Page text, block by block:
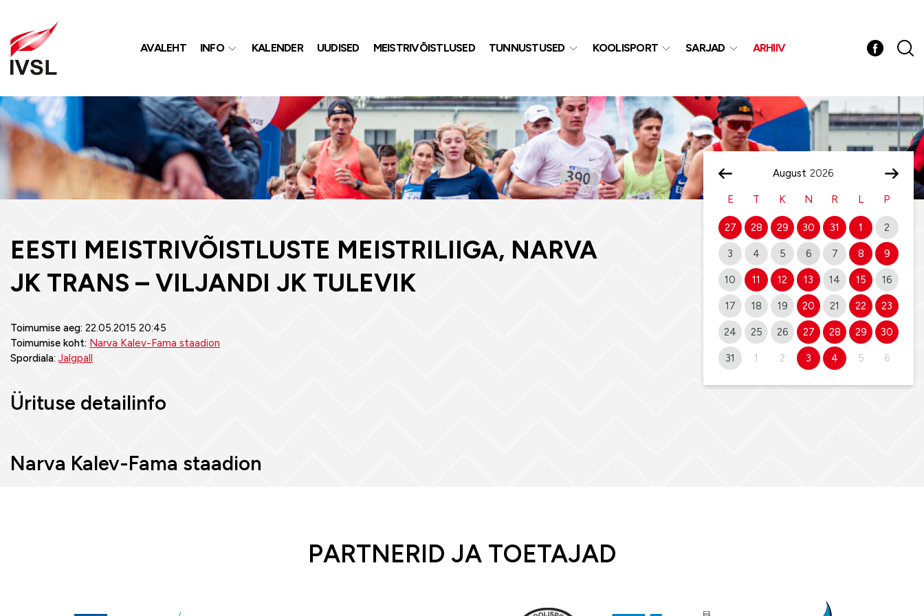
AVALEHT INFO KALENDER UUDISED MEISTRIVÕISTLUSED TUNNUSTUSED KOOLISPORT SARJAD ARHIIV
August
E T K N R L P
27 28 29 30 31 1 2
3 4 5 6 7 8 9
10 11 12 13 14 15 16
17 18 19 20 21 22 23
24 25 26 27 28 29 30
31 1 2 3 4 5 6
EESTI MEISTRIVÕISTLUSTE MEISTRILIIGA, NARVA
JK TRANS – VILJANDI JK TULEVIK
Toimumise aeg: 22.05.2015 20:45
Toimumise koht: Narva Kalev-Fama staadion
Spordiala: Jalgpall
Ürituse detailinfo
Narva Kalev-Fama staadion
PARTNERID JA TOETAJAD